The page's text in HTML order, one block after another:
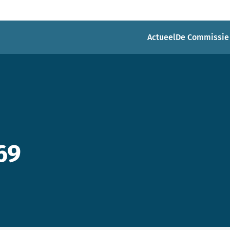
ActueelDe